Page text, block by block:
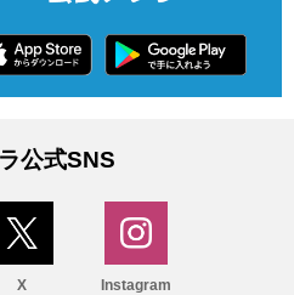
公式SNS
X Instagram